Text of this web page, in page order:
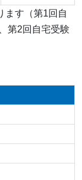
ます（第1回自
第2回自宅受験